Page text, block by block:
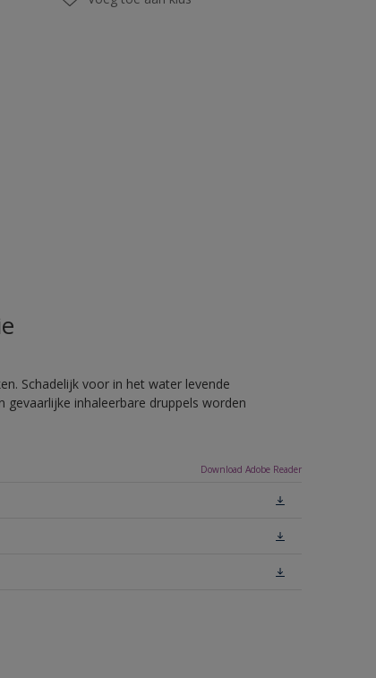
Schadelijk voor in het water levende
inhaleerbare druppels worden
Download Adobe Reader